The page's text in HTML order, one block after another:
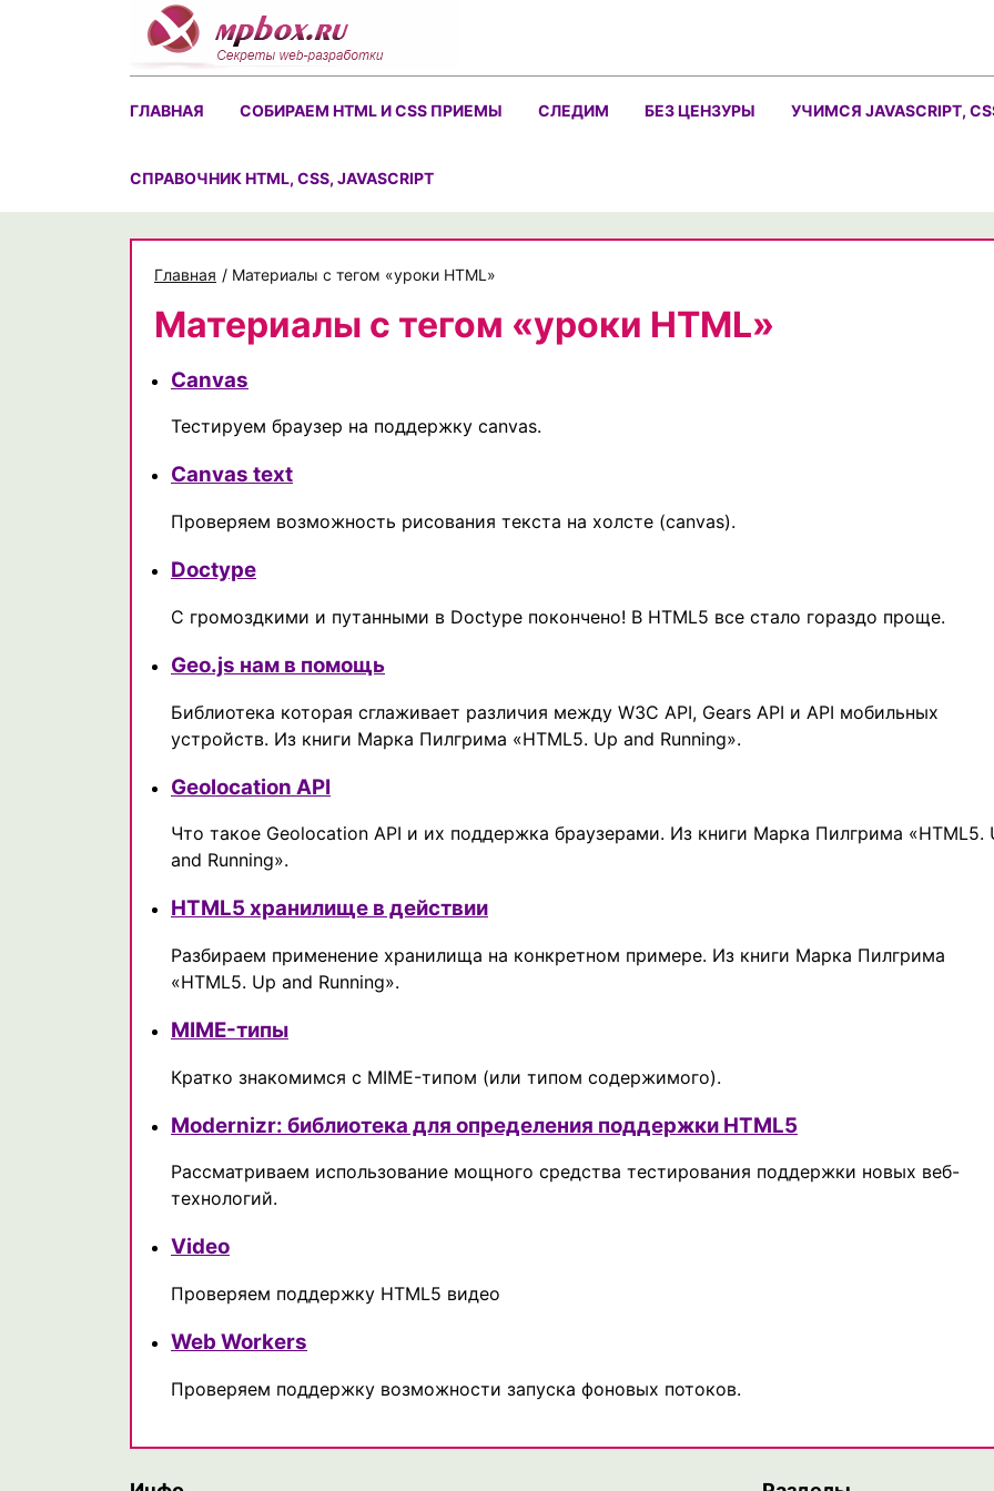
ГЛАВНАЯ СОБИРАЕМ HTML И CSS ПРИЕМЫ СЛЕДИМ БЕЗ ЦЕНЗУРЫ УЧИМСЯ JAVASCRIPT,
CПРАВОЧНИК HTML, CSS, JAVASCRIPT
Главная / Материалы с тегом «уроки HTML»
Материалы с тегом «уроки HTML»
Canvas
Тестируем браузер на поддержку canvas.
Canvas text
Проверяем возможность рисования текста на холсте (canvas).
Doctype
С громоздкими и путанными в Doctype покончено! В HTML5 все стало гораздо проще.
Geo.js нам в помощь
Библиотека которая сглаживает различия между W3C API, Gears API и API мобильных
устройств. Из книги Марка Пилгрима «HTML5. Up and Running».
Geolocation API
Что такое Geolocation API и их поддержка браузерами. Из книги Марка Пилгрима «HTML5.
and Running».
HTML5 хранилище в действии
Разбираем применение хранилища на конкретном примере. Из книги Марка Пилгрима
«HTML5. Up and Running».
MIME-типы
Кратко знакомимся с MIME-типом (или типом содержимого).
Modernizr: библиотека для определения поддержки HTML5
Рассматриваем использование мощного средства тестирования поддержки новых веб-
технологий.
Video
Проверяем поддержку HTML5 видео
Web Workers
Проверяем поддержку возможности запуска фоновых потоков.